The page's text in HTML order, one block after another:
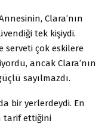
Clara’nın
tek kişiydi.
serveti çok eskilere
ancak Clara’nın
sayılmazdı.
bir yerlerdeydi. En
tarif ettiğini